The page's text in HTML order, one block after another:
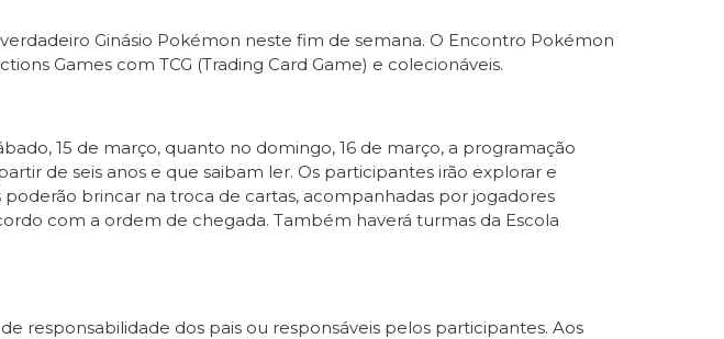
Ginásio Pokémon neste fim de semana. O Encontro Pokémon
Games com TCG (Trading Card Game) e colecionáveis.
15 de março, quanto no domingo, 16 de março, a programação
de seis anos e que saibam ler. Os participantes irão explorar e
brincar na troca de cartas, acompanhadas por jogadores
com a ordem de chegada. Também haverá turmas da Escola
responsabilidade dos pais ou responsáveis pelos participantes. Aos